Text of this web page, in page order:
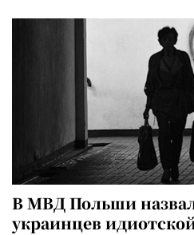
В МВД Польши
украинцев